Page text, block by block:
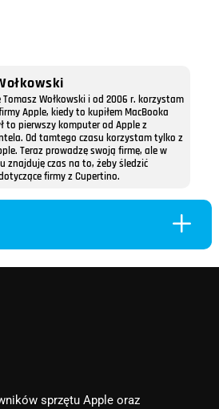
Tomasz Wołkowski i od 2006 r. korzystam
Apple, kiedy to kupiłem MacBooka
to pierwszy komputer od Apple z
Od tamtego czasu korzystam tylko z
Teraz prowadzę swoją firmę, ale w
znajduję czas na to, żeby śledzić
firmy z Cupertino.
L
sprzętu Apple oraz